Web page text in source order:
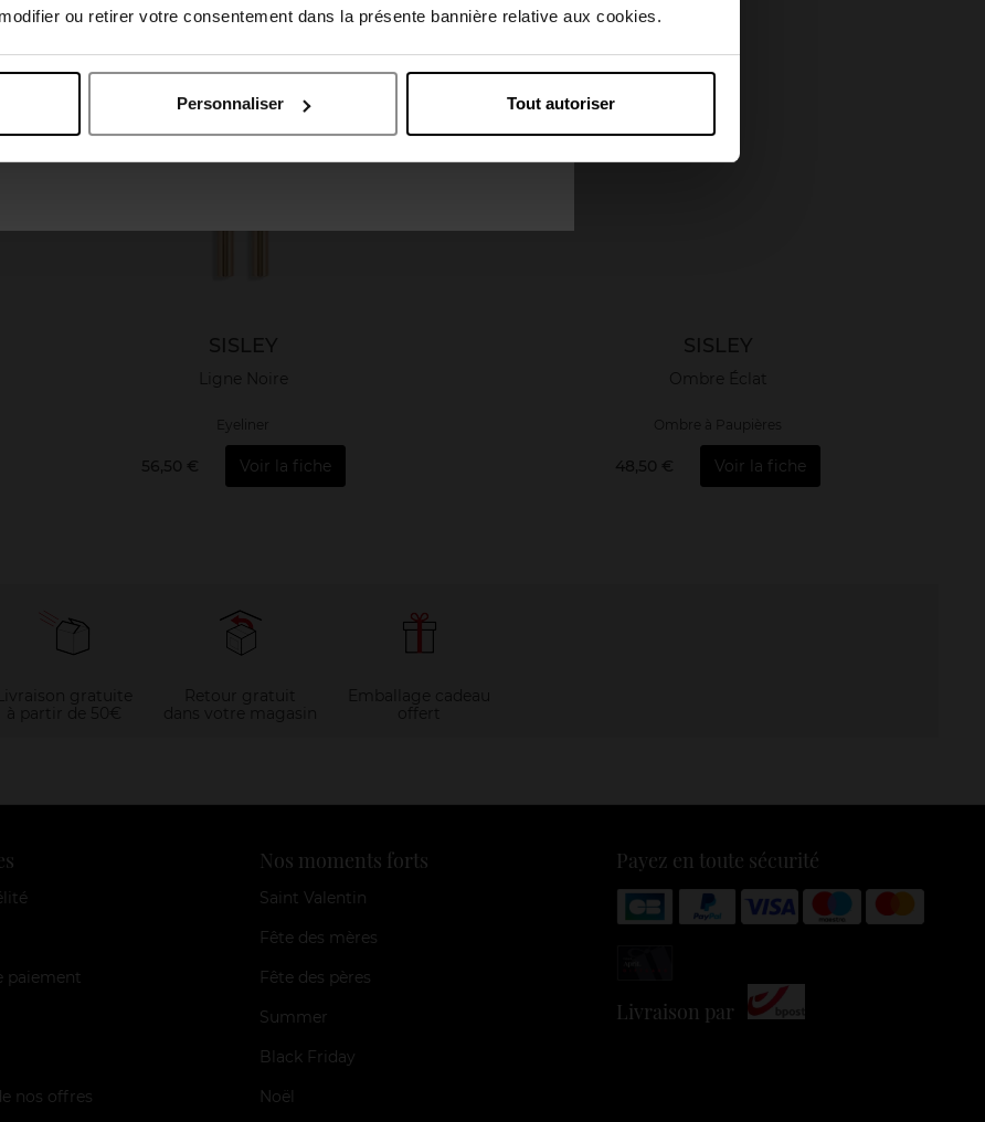
ou retirer votre consentement dans la présente bannière relative aux cookies.
Personnaliser Tout autoriser
SISLEY
Ligne Noire
56,50 € Voir la fiche
SISLEY
Ombre Éclat
Ombre à Paupières
48,50 € Voir la fiche
paiement
nos offres
Nos moments forts
Saint Valentin
Fête des mères
Fête des pères
Summer
Black Friday
Noël
Payez en toute sécurité
Livraison par